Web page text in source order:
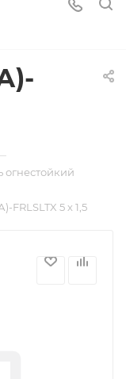
огнестойкий
5 х 1,5